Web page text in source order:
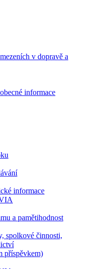
v dopravě a
informace
informace
a pamětihodnost
spolkové činnosti,
příspěvkem)